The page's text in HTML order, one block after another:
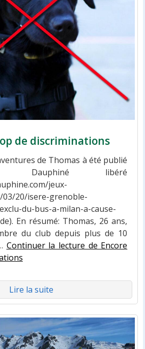
de discriminations
de Thomas à été publié
libéré
jeux-
03/20/isere-grenoble-
du-bus-a-milan-a-cause-
En résumé: Thomas, 26 ans,
du club depuis plus de 10
Continuer la lecture de Encore
Lire la suite